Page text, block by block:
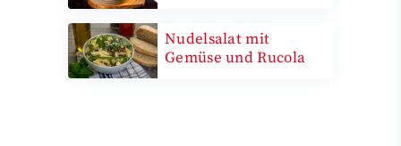
Nudelsalat mit
Gemüse und Rucola